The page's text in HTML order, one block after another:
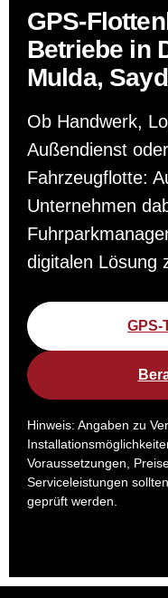
GPS-
Betriebe in
Mulda,
Ob Handwerk,
Außendienst
Fahrzeugflotte:
Unternehmen
digitalen Lösung
GPS-
Hinweis: Angaben zu
Voraussetzungen,
Serviceleistungen
geprüft werden.